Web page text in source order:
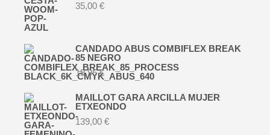
35,00 €
CANDADO ABUS COMBIFLEX BREAK
85 NEGRO
19,95€
MAILLOT GARA ARCILLA MUJER
ETXEONDO
139,00 €